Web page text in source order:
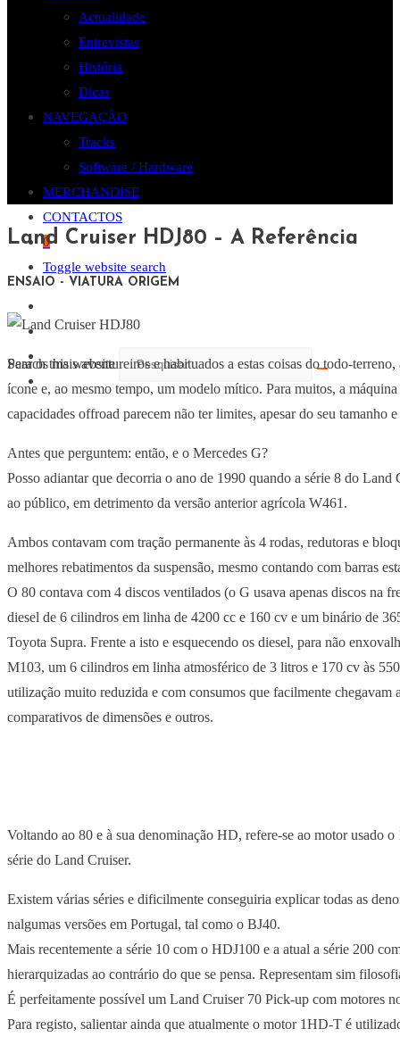
Actualidade
Entrevistas
História
Dicas
NAVEGAÇÃO
Tracks
Software / Hardware
MERCHANDISE
CONTACTOS
0
Toggle website search
Search this website
Land Cruiser HDJ80 – A Referência
ENSAIO - VIATURA ORIGEM
Para os mais aventureiros e habituados a estas coisas do todo-
ícone e, ao mesmo tempo, um modelo mítico. Para muitos, a
capacidades offroad parecem não ter limites, apesar do seu tamanho
Antes que perguntem: então, e o Mercedes G?
Posso adiantar que decorria o ano de 1990 quando a série 8 do
ao público, em detrimento da versão anterior agrícola W461.
Ambos contavam com tração permanente às 4 rodas, redutoras e
melhores rebatimentos da suspensão, mesmo contando com barras
O 80 contava com 4 discos ventilados (o G usava apenas discos na
diesel de 6 cilindros em linha de 4200 cc e 160 cv e um binário de
Toyota Supra. Frente a isto e esquecendo os diesel, para não
M103, um 6 cilindros em linha atmosférico de 3 litros e 170 cv às
utilização muito reduzida e com consumos que facilmente
comparativos de dimensões e outros.
Voltando ao 80 e à sua denominação HD, refere-se ao motor
série do Land Cruiser.
Existem várias séries e dificilmente conseguiria explicar todas as
nalgumas versões em Portugal, tal como o BJ40.
Mais recentemente a série 10 com o HDJ100 e a atual a série 200
hierarquizadas ao contrário do que se pensa. Representam sim
É perfeitamente possível um Land Cruiser 70 Pick-up com motores
Para registo, salientar ainda que atualmente o motor 1HD-T é